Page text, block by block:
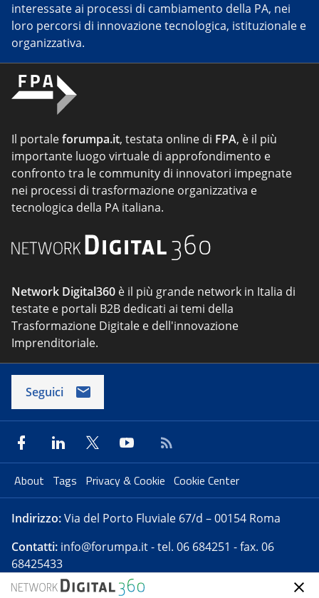
interessate ai processi di cambiamento della PA, nei
loro percorsi di innovazione tecnologica, istituzionale e
organizzativa.
Il portaleforumpa.it, testata online di FPA, è il più
importante luogo virtuale di approfondimento e
confronto tra le community di innovatori impegnate
nei processi di trasformazione organizzativa e
tecnologica della PA italiana.
Network Digital360 è il più grande network in Italia di
testate e portali B2B dedicati ai temi della
Trasformazione Digitale e dell'innovazione
Imprenditoriale.
Seguici
About Tags Privacy & Cookie Cookie Center
Indirizzo:Via del Porto Fluviale 67/d – 00154 Roma
Contatti: info@forumpa.it- tel. 06 684251 - fax. 06
68425433